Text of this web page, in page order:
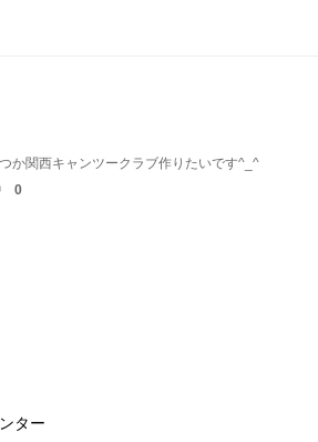
か関西キャンツークラブ作りたいです^_^
0
ター